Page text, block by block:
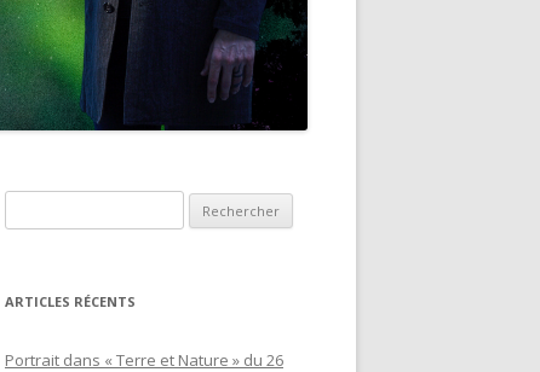
ARTICLES RÉCENTS
Portrait dans « Terre et Nature » du 26